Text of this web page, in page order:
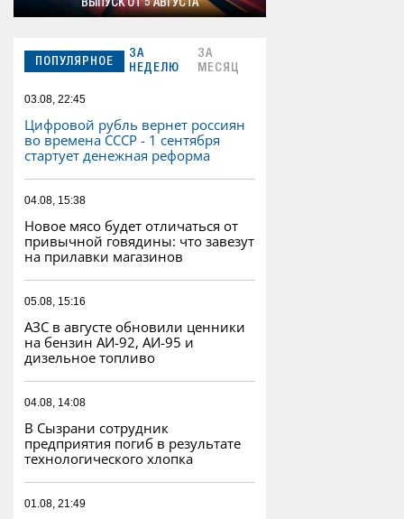
ВЫПУСК ОТ 5 АВГУСТА
ПОПУЛЯРНОЕ
ЗА
НЕДЕЛЮ
ЗА
МЕСЯЦ
03.08, 22:45
Цифровой рубль вернет россиян
во времена СССР - 1 сентября
стартует денежная реформа
04.08, 15:38
Новое мясо будет отличаться от
привычной говядины: что завезут
на прилавки магазинов
05.08, 15:16
АЗС в августе обновили ценники
на бензин АИ-92, АИ-95 и
дизельное топливо
04.08, 14:08
В Сызрани сотрудник
предприятия погиб в результате
технологического хлопка
01.08, 21:49